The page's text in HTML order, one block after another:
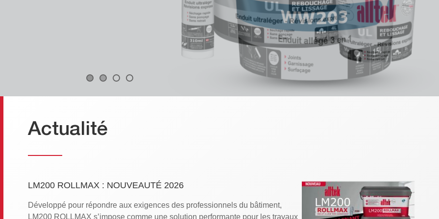
Actualité
LM200 ROLLMAX : NOUVEAUTÉ 2026
Développé pour répondre aux exigences des professionnels du bâtiment,
LM200 ROLLMAX s’impose comme une solution performante pour les travaux